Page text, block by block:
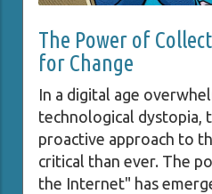
The Power of
for Change
In a digital age
technological dystopia,
proactive approach to
critical than ever. The
the Internet" has